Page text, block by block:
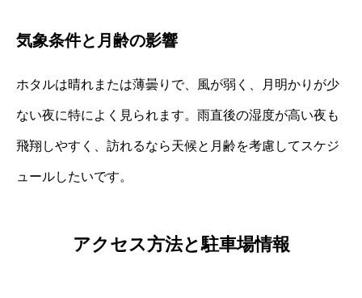
気象条件と月齢の影響
ホタルは晴れまたは薄曇りで、風が弱く、月明かりが少
ない夜に特によく見られます。雨直後の湿度が高い夜も
飛翔しやすく、訪れるなら天候と月齢を考慮してスケジ
ュールしたいです。
アクセス方法と駐車場情報